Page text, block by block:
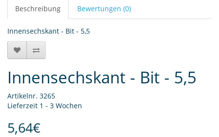
Beschreibung Bewertungen (0)
Innensechskant - Bit - 5,5
Innensechskant - Bit - 5,5
Artikelnr. 3265
Lieferzeit 1 - 3 Wochen
5,64€